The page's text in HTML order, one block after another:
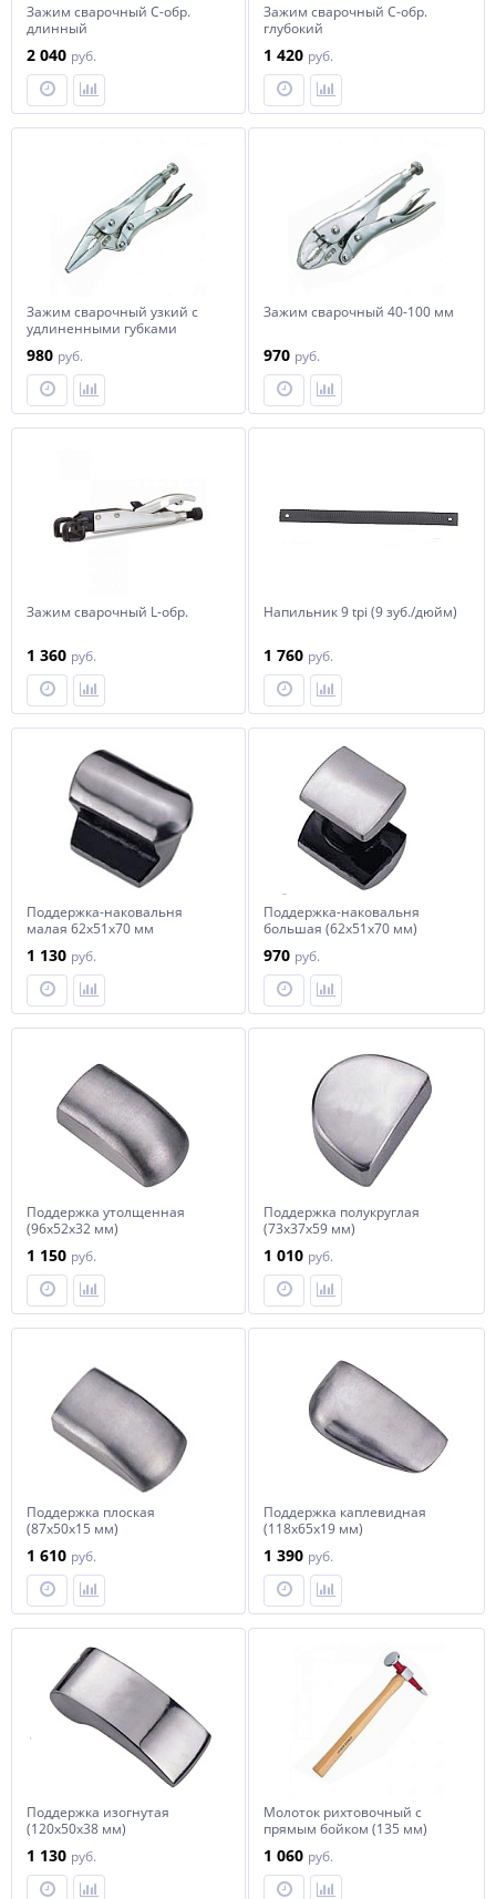
Зажим сварочный С-обр.
длинный
2 040 руб.
Зажим сварочный С-обр.
глубокий
1 420 руб.
Зажим сварочный узкий с
удлиненными губками
980 руб.
Зажим сварочный 40-100 мм
970 руб.
Зажим сварочный L-обр.
1 360 руб.
Напильник 9 tpi (9 зуб./дюйм)
1 760 руб.
Поддержка-наковальня
малая 62x51x70 мм
1 130 руб.
Поддержка-наковальня
большая (62x51x70 мм)
970 руб.
Поддержка утолщенная
(96x52x32 мм)
1 150 руб.
Поддержка полукруглая
(73x37x59 мм)
1 010 руб.
Поддержка плоская
(87x50x15 мм)
1 610 руб.
Поддержка каплевидная
(118x65x19 мм)
1 390 руб.
Поддержка изогнутая
(120x50x38 мм)
1 130 руб.
Молоток рихтовочный с
прямым бойком (135 мм)
1 060 руб.